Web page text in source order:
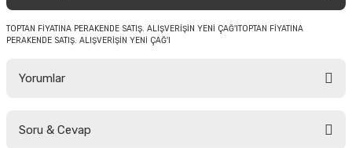
TOPTAN FİYATINA PERAKENDE SATIŞ. ALIŞVERİŞİN YENİ ÇAĞ'ITOPTAN FİYATINA
PERAKENDE SATIŞ. ALIŞVERİŞİN YENİ ÇAĞ'I
Yorumlar
Soru & Cevap